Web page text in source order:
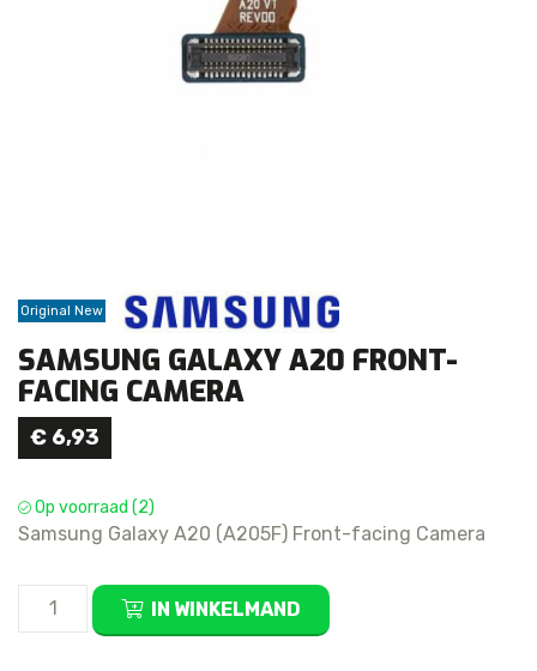
Original New
SAMSUNG GALAXY A20 FRONT-
FACING CAMERA
€ 6,93
Op voorraad (2)
Samsung Galaxy A20 (A205F) Front-facing Camera
Samsung
Galaxy
IN WINKELMAND